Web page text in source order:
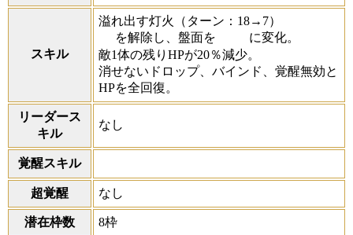
スキル
溢れ出す灯火
（ターン：18→7）
を解除し、盤面を
に変化。
敵1体の残りHPが20％減少。
消せないドロップ、バインド、覚醒無効と
HPを全回復。
リーダース
キル
なし
覚醒スキル
超覚醒 なし
潜在枠数 8枠